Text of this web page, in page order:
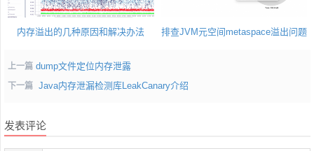
内存溢出的几种原因和解决办法 排查JVM元空间metaspace溢出问题
上一篇 dump文件定位内存泄露
下一篇 Java内存泄漏检测库LeakCanary介绍
发表评论